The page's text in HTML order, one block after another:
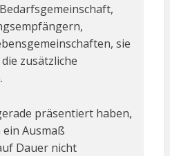
sie
zusätzliche
präsentiert haben,
Ausmaß
Dauer nicht